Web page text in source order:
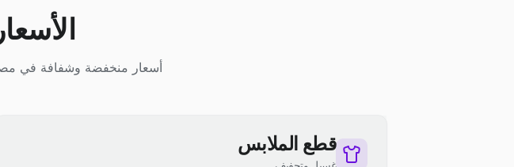
أسعار منخفضة وشفافة في
قطع الملابس